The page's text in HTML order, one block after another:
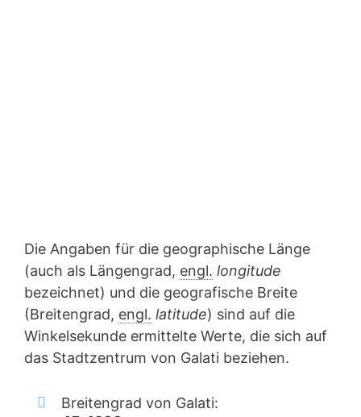
Die Angaben für die geographische Länge
(auch als Längengrad, engl. longitude
bezeichnet) und die geografische Breite
(Breitengrad, engl. latitude) sind auf die
Winkelsekunde ermittelte Werte, die sich auf
das Stadtzentrum von Galati beziehen.
Breitengrad von Galati: